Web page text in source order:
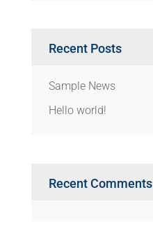
Recent Posts
Sample News
Hello world!
Recent Comments